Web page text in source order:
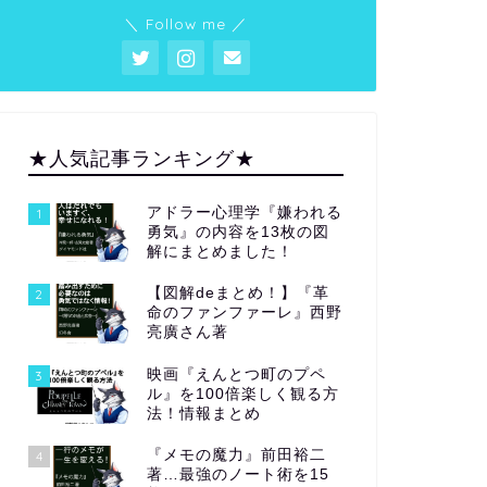
＼ Follow me ／
★人気記事ランキング★
1
アドラー心理学『嫌われる
勇気』の内容を13枚の図
解にまとめました！
2
【図解deまとめ！】『革
命のファンファーレ』西野
亮廣さん著
3
映画『えんとつ町のプペ
ル』を100倍楽しく観る方
法！情報まとめ
4
『メモの魔力』前田裕二
著…最強のノート術を15